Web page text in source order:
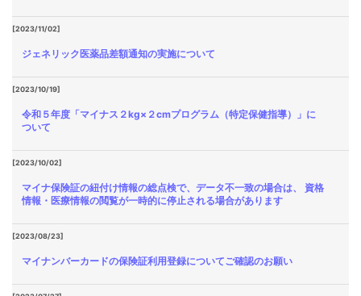
[2023/11/02]
ジェネリック医薬品差額通知の実施について
[2023/10/19]
令和５年度「マイナス２kg×２cmプログラム（特定保健指導）」に
ついて
[2023/10/02]
マイナ保険証の紐付け情報の総点検で、データ不一致の場合は、 資格
情報・医療情報の閲覧が一時的に停止される場合があります
[2023/08/23]
マイナンバーカードの保険証利用登録についてご確認のお願い